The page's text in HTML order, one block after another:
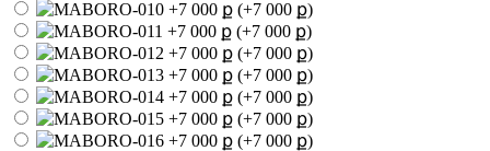
(+7 000 ք)
(+7 000 ք)
(+7 000 ք)
(+7 000 ք)
(+7 000 ք)
(+7 000 ք)
(+7 000 ք)